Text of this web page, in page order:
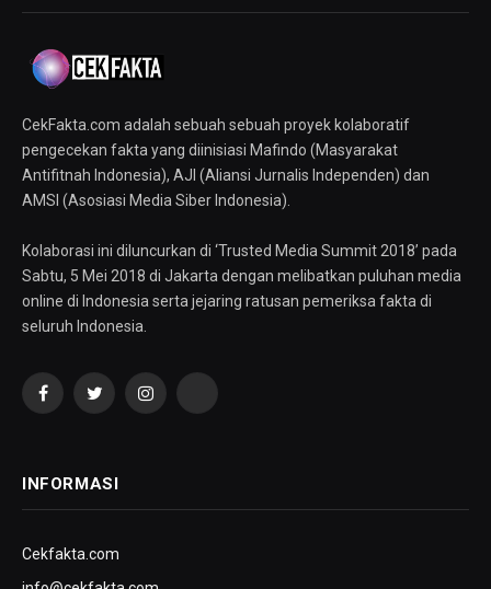
CekFakta.com adalah sebuah sebuah proyek kolaboratif
pengecekan fakta yang diinisiasi Mafindo (Masyarakat
Antifitnah Indonesia), AJI (Aliansi Jurnalis Independen) dan
AMSI (Asosiasi Media Siber Indonesia).
Kolaborasi ini diluncurkan di ‘Trusted Media Summit 2018’ pada
Sabtu, 5 Mei 2018 di Jakarta dengan melibatkan puluhan media
online di Indonesia serta jejaring ratusan pemeriksa fakta di
seluruh Indonesia.
FacebookTwitterInstagramYouTube
INFORMASI
Cekfakta.com